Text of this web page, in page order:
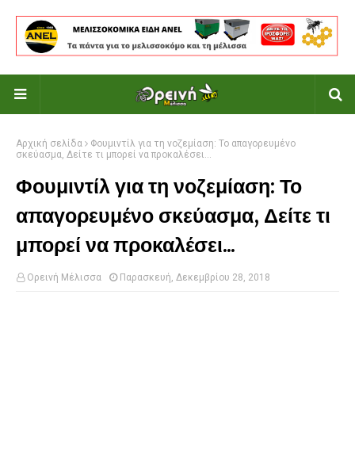
Αρχική σελίδα
Φουμιντίλ για τη νοζεμίαση: Το απαγορευμένο
σκεύασμα, Δείτε τι μπορεί να προκαλέσει...
Φουμιντίλ για τη νοζεμίαση: Το
απαγορευμένο σκεύασμα, Δείτε τι
μπορεί να προκαλέσει...
Ορεινή Μέλισσα Παρασκευή, Δεκεμβρίου 28, 2018